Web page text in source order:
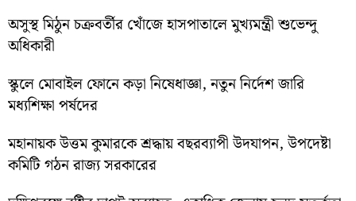
অসুস্থ মিঠুন চক্রবর্তীর খোঁজে হাসপাতালে মুখ্যমন্ত্রী শুভেন্দু
অধিকারী
স্কুলে মোবাইল ফোনে কড়া নিষেধাজ্ঞা, নতুন নির্দেশ জারি
মধ্যশিক্ষা পর্ষদের
মহানায়ক উত্তম কুমারকে শ্রদ্ধায় বছরব্যাপী উদযাপন, উপদেষ্টা
কমিটি গঠন রাজ্য সরকারের